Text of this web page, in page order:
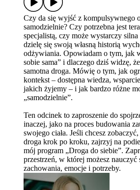
Czy da się wyjść z kompulsywnego
samodzielnie? Czy potrzebna jest
specjalistą, czy może wystarczy
dzielę się swoją własną historią
odżywiania. Opowiadam o tym, jak
sobie sama” i dlaczego dziś widzę,
samotna droga. Mówię o tym, jak
kontekst – dostępna wiedza,
jakich żyjemy – i jak bardzo różne
„samodzielnie”.
Ten odcinek to zaproszenie do
inaczej, jako na proces budowania
swojego ciała. Jeśli chcesz
droga krok po kroku, zajrzyj na
mój program „Droga do siebie”.
przestrzeń, w której możesz nauczyć
zachowania, emocje i potrzeby.